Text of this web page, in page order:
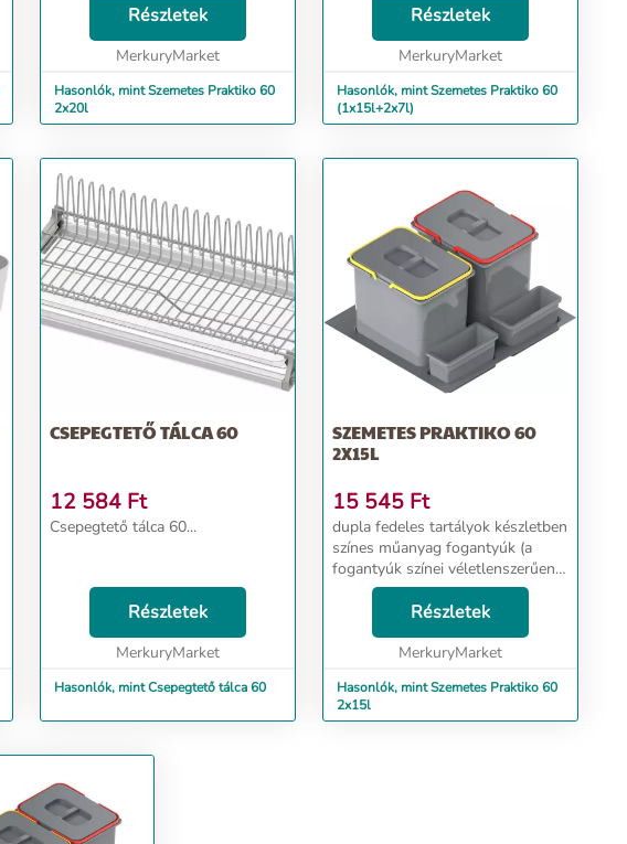
ismétlődnek a készletben) L-450
és L-500 mélységű fiókokhoz az
élek egye...
Részletek
MerkuryMarket
Hasonlók, mint Szemetes Praktiko 60
2x20l
ismétlődnek egy adott készletben)
L-450 és L-500 mélységű
fiókokhoz ...
Részletek
MerkuryMarket
Hasonlók, mint Szemetes Praktiko 60
(1x15l+2x7l)
CSEPEGTETŐ TÁLCA 60
12 584 Ft
Csepegtető tálca 60...
Részletek
MerkuryMarket
Hasonlók, mint Csepegtető tálca 60
SZEMETES PRAKTIKO 60
2X15L
15 545 Ft
dupla fedeles tartályok készletben
színes műanyag fogantyúk (a
fogantyúk színei véletlenszerűen
vannak kiválasztva, nem
ismétlődnek a készletben) L-450
és L-500 mélységű fiókokhoz az
élek egye...
Részletek
MerkuryMarket
Hasonlók, mint Szemetes Praktiko 60
2x15l